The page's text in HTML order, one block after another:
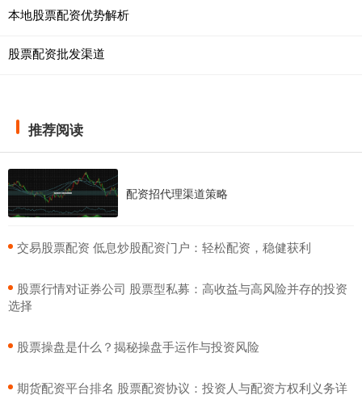
本地股票配资优势解析
股票配资批发渠道
推荐阅读
配资招代理渠道策略
​交易股票配资 低息炒股配资门户：轻松配资，稳健获利
​股票行情对证券公司 股票型私募：高收益与高风险并存的投资
选择
​股票操盘是什么？揭秘操盘手运作与投资风险
​期货配资平台排名 股票配资协议：投资人与配资方权利义务详